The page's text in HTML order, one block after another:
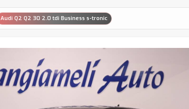
Audi Q2 Q2 30 2.0 tdi Business s-tronic